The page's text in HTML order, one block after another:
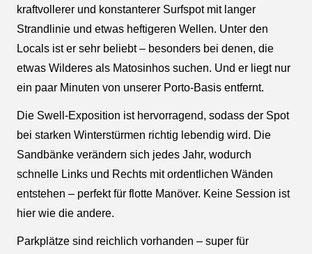
kraftvollerer und konstanterer Surfspot mit langer
Strandlinie und etwas heftigeren Wellen. Unter den
Locals ist er sehr beliebt – besonders bei denen, die
etwas Wilderes als Matosinhos suchen. Und er liegt nur
ein paar Minuten von unserer Porto-Basis entfernt.
Die Swell-Exposition ist hervorragend, sodass der Spot
bei starken Winterstürmen richtig lebendig wird. Die
Sandbänke verändern sich jedes Jahr, wodurch
schnelle Links und Rechts mit ordentlichen Wänden
entstehen – perfekt für flotte Manöver. Keine Session ist
hier wie die andere.
Parkplätze sind reichlich vorhanden – super für